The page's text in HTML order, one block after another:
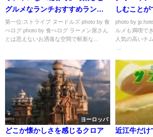
グルメなランチおすすめランキ
ング
第一位:ストライプ ヌードルズ photo by 食
べログ photo by 食べログ ラーメン屋さん
とは思えないお洒落な空間で斬新な...
しむことが
イコン」
photo by
ルメも満喫で
人気の高いチ
ヨーロッパ
どこか懐かしさを感じるクロア
近江牛だけ